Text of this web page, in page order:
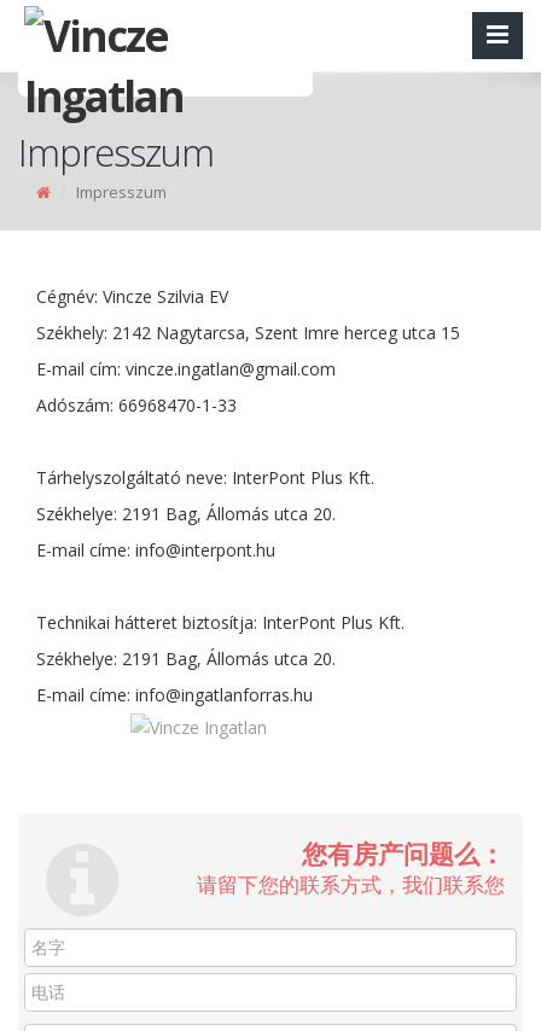
Impresszum
Impresszum
Cégnév: Vincze Szilvia EV
Székhely: 2142 Nagytarcsa, Szent Imre herceg utca 15
E-mail cím: vincze.ingatlan@gmail.com
Adószám: 66968470-1-33
Tárhelyszolgáltató neve: InterPont Plus Kft.
Székhelye: 2191 Bag, Állomás utca 20.
E-mail címe: info@interpont.hu
Technikai hátteret biztosítja: InterPont Plus Kft.
Székhelye: 2191 Bag, Állomás utca 20.
E-mail címe: info@ingatlanforras.hu
您有房产问题么：
请留下您的联系方式，我们联系您